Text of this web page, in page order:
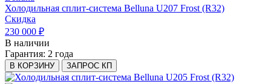
Холодильная сплит-система Belluna U207 Frost (R32)
Скидка
230 000 ₽
В наличии
Гарантия: 2 года
В КОРЗИНУ ЗАПРОС КП